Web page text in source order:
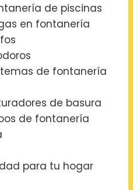
de piscinas
en fontanería
de fontanería
de basura
de fontanería
para tu hogar